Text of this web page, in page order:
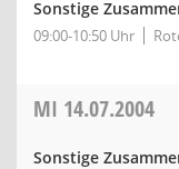
Sonstige
09:00-10:50 Uhr
MI 14.07.2004
Sonstige